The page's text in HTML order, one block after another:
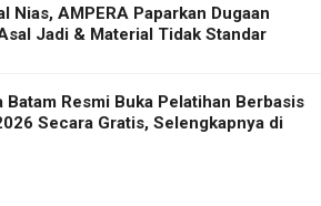
Nias, AMPERA Paparkan Dugaan
Jadi & Material Tidak Standar
Batam Resmi Buka Pelatihan Berbasis
Secara Gratis, Selengkapnya di